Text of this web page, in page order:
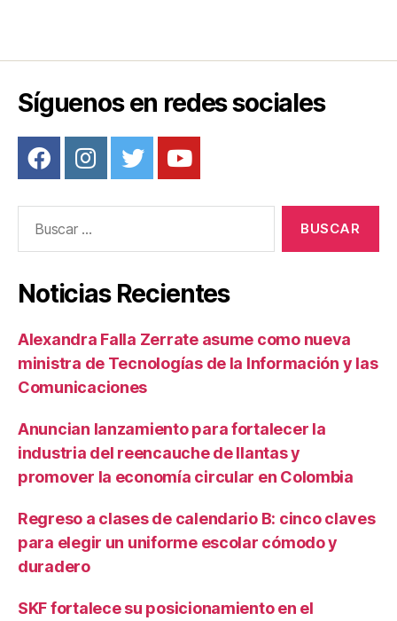
Síguenos en redes sociales
Noticias Recientes
Alexandra Falla Zerrate asume como nueva
ministra de Tecnologías de la Información y las
Comunicaciones
Anuncian lanzamiento para fortalecer la
industria del reencauche de llantas y
promover la economía circular en Colombia
Regreso a clases de calendario B: cinco claves
para elegir un uniforme escolar cómodo y
duradero
SKF fortalece su posicionamiento en el